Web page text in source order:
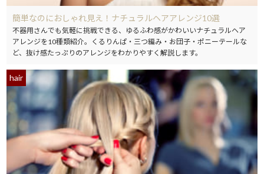
簡単なのにおしゃれ見え！ナチュラルヘアアレンジ10選
不器用さんでも気軽に挑戦できる、ゆるふわ感がかわいいナチュラルヘア
アレンジを10種類紹介。くるりんぱ・三つ編み・お団子・ポニーテールな
ど、抜け感たっぷりのアレンジをわかりやすく解説します。
hair